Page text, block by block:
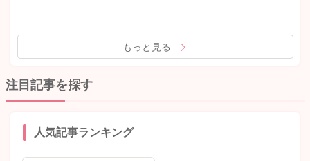
もっと見る
注目記事を探す
人気記事ランキング